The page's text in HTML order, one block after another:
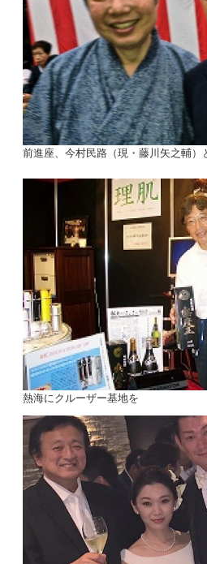
前進座、今村民路（現・藤川矢之輔）
熱海にクルーザー基地を